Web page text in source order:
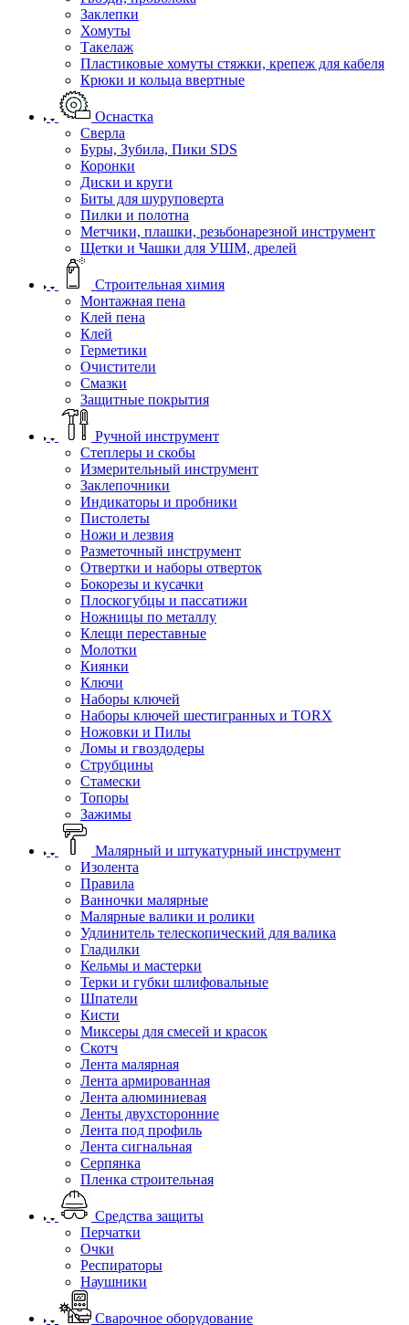
Заклепки
Хомуты
Такелаж
Пластиковые хомуты стяжки, крепеж для кабеля
Крюки и кольца ввертные
Оснастка
Сверла
Буры, Зубила, Пики SDS
Коронки
Диски и круги
Биты для шуруповерта
Пилки и полотна
Метчики, плашки, резьбонарезной инструмент
Щетки и Чашки для УШМ, дрелей
Строительная химия
Монтажная пена
Клей пена
Клей
Герметики
Очистители
Смазки
Защитные покрытия
Ручной инструмент
Степлеры и скобы
Измерительный инструмент
Заклепочники
Индикаторы и пробники
Пистолеты
Ножи и лезвия
Разметочный инструмент
Отвертки и наборы отверток
Бокорезы и кусачки
Плоскогубцы и пассатижи
Ножницы по металлу
Клещи переставные
Молотки
Киянки
Ключи
Наборы ключей
Наборы ключей шестигранных и TORX
Ножовки и Пилы
Ломы и гвоздодеры
Струбцины
Стамески
Топоры
Зажимы
Малярный и штукатурный инструмент
Изолента
Правила
Ванночки малярные
Малярные валики и ролики
Удлинитель телескопический для валика
Гладилки
Кельмы и мастерки
Терки и губки шлифовальные
Шпатели
Кисти
Миксеры для смесей и красок
Скотч
Лента малярная
Лента армированная
Лента алюминиевая
Ленты двухсторонние
Лента под профиль
Лента сигнальная
Серпянка
Пленка строительная
Средства защиты
Перчатки
Очки
Респираторы
Наушники
Сварочное оборудование